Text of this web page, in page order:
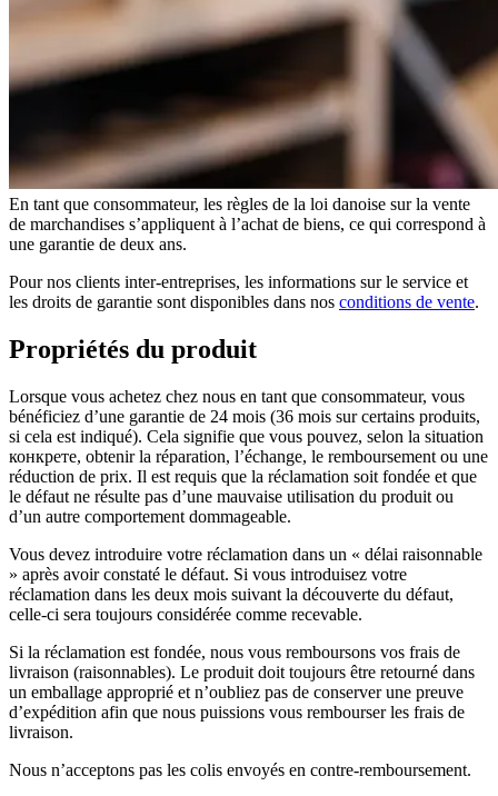
Cas de garantie
Garantie et garantie légale
En tant que consommateur, les règles de la loi danoise sur la vente
de marchandises s’appliquent à l’achat de biens, ce qui correspond à
une garantie de deux ans.
Pour nos clients inter-entreprises, les informations sur le service et
les droits de garantie sont disponibles dans nos conditions de vente.
Propriétés du produit
Lorsque vous achetez chez nous en tant que consommateur, vous
bénéficiez d’une garantie de 24 mois (36 mois sur certains produits,
si cela est indiqué). Cela signifie que vous pouvez, selon la situation
конкретe, obtenir la réparation, l’échange, le remboursement ou une
réduction de prix. Il est requis que la réclamation soit fondée et que
le défaut ne résulte pas d’une mauvaise utilisation du produit ou
d’un autre comportement dommageable.
Vous devez introduire votre réclamation dans un « délai raisonnable
» après avoir constaté le défaut. Si vous introduisez votre
réclamation dans les deux mois suivant la découverte du défaut,
celle-ci sera toujours considérée comme recevable.
Si la réclamation est fondée, nous vous remboursons vos frais de
livraison (raisonnables). Le produit doit toujours être retourné dans
un emballage approprié et n’oubliez pas de conserver une preuve
d’expédition afin que nous puissions vous rembourser les frais de
livraison.
Nous n’acceptons pas les colis envoyés en contre-remboursement.